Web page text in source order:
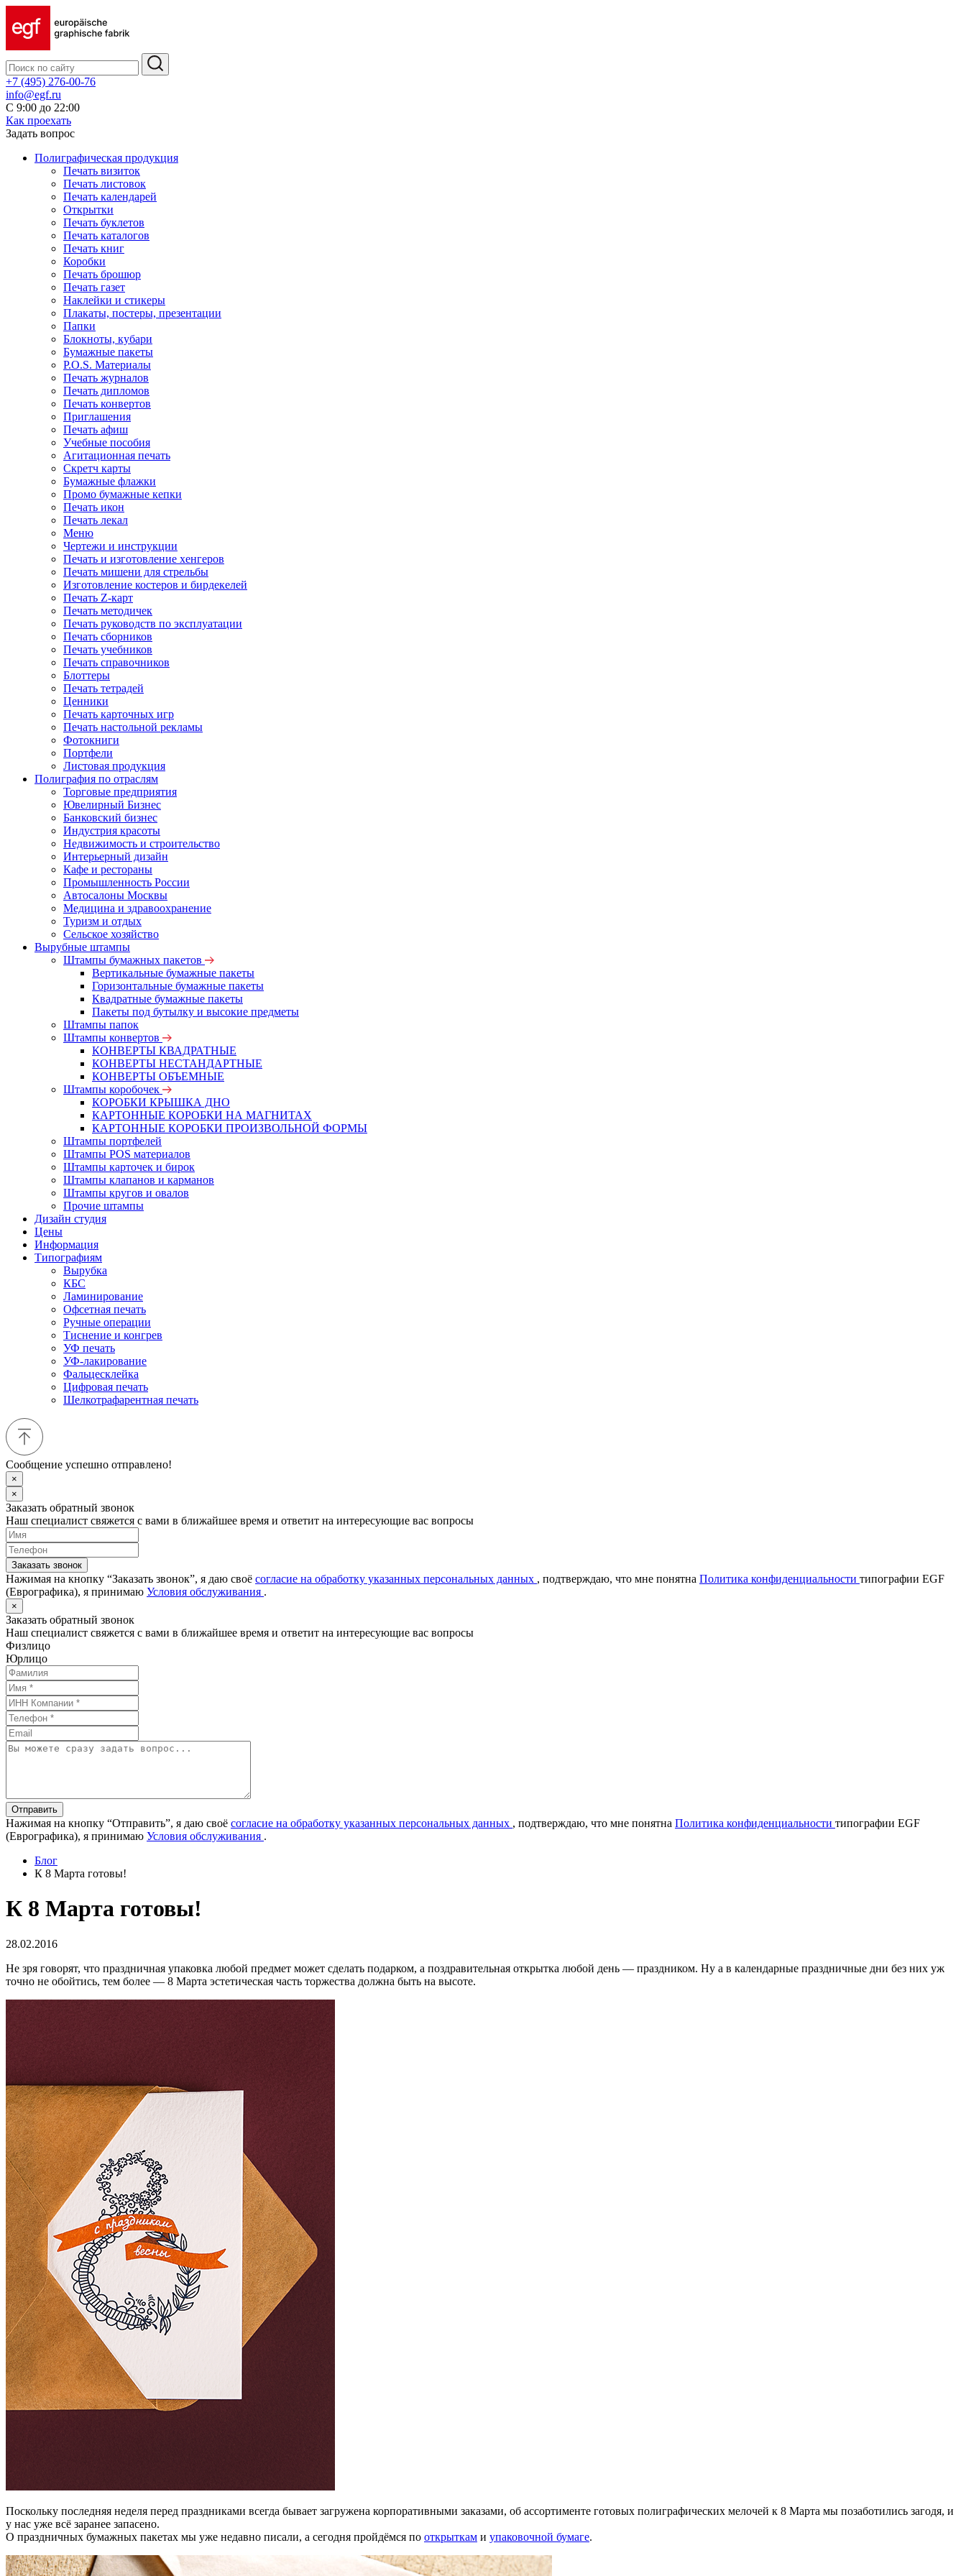
+7 (495) 276-00-76
info@egf.ru
С 9:00 до 22:00
Как проехать
Задать вопрос
Полиграфическая продукция
Печать визиток
Печать листовок
Печать календарей
Открытки
Печать буклетов
Печать каталогов
Печать книг
Коробки
Печать брошюр
Печать газет
Наклейки и стикеры
Плакаты, постеры, презентации
Папки
Блокноты, кубари
Бумажные пакеты
P.O.S. Материалы
Печать журналов
Печать дипломов
Печать конвертов
Приглашения
Печать афиш
Учебные пособия
Агитационная печать
Скретч карты
Бумажные флажки
Промо бумажные кепки
Печать икон
Печать лекал
Меню
Чертежи и инструкции
Печать и изготовление хенгеров
Печать мишени для стрельбы
Изготовление костеров и бирдекелей
Печать Z-карт
Печать методичек
Печать руководств по эксплуатации
Печать сборников
Печать учебников
Печать справочников
Блоттеры
Печать тетрадей
Ценники
Печать карточных игр
Печать настольной рекламы
Фотокниги
Портфели
Листовая продукция
Полиграфия по отраслям
Торговые предприятия
Ювелирный Бизнес
Банковский бизнес
Индустрия красоты
Недвижимость и строительство
Интерьерный дизайн
Кафе и рестораны
Промышленность России
Автосалоны Москвы
Медицина и здравоохранение
Туризм и отдых
Сельское хозяйство
Вырубные штампы
Штампы бумажных пакетов
Вертикальные бумажные пакеты
Горизонтальные бумажные пакеты
Квадратные бумажные пакеты
Пакеты под бутылку и высокие предметы
Штампы папок
Штампы конвертов
КОНВЕРТЫ КВАДРАТНЫЕ
КОНВЕРТЫ НЕСТАНДАРТНЫЕ
КОНВЕРТЫ ОБЪЕМНЫЕ
Штампы коробочек
КОРОБКИ КРЫШКА ДНО
КАРТОННЫЕ КОРОБКИ НА МАГНИТАХ
КАРТОННЫЕ КОРОБКИ ПРОИЗВОЛЬНОЙ ФОРМЫ
Штампы портфелей
Штампы POS материалов
Штампы карточек и бирок
Штампы клапанов и карманов
Штампы кругов и овалов
Прочие штампы
Дизайн студия
Цены
Информация
Типографиям
Вырубка
КБС
Ламинирование
Офсетная печать
Ручные операции
Тиснение и конгрев
УФ печать
УФ-лакирование
Фальцесклейка
Цифровая печать
Шелкотрафарентная печать
Сообщение успешно отправлено!
×
×
Заказать обратный звонок
Наш специалист свяжется с вами в ближайшее время и ответит на интересующие вас вопросы
Заказать звонок
Нажимая на кнопку “Заказать звонок”, я даю своё согласие на обработку указанных персональных данных , подтверждаю, что мне понятна Политика конфиденциальности типографии EGF
(Еврографика), я принимаю Условия обслуживания .
×
Заказать обратный звонок
Наш специалист свяжется с вами в ближайшее время и ответит на интересующие вас вопросы
Физлицо
Юрлицо
Отправить
Нажимая на кнопку “Отправить”, я даю своё согласие на обработку указанных персональных данных , подтверждаю, что мне понятна Политика конфиденциальности типографии EGF
(Еврографика), я принимаю Условия обслуживания .
Блог
К 8 Марта готовы!
К 8 Марта готовы!
28.02.2016
Не зря говорят, что праздничная упаковка любой предмет может сделать подарком, а поздравительная открытка любой день — праздником. Ну а в календарные праздничные дни без них уж
точно не обойтись, тем более — 8 Марта эстетическая часть торжества должна быть на высоте.
Поскольку последняя неделя перед праздниками всегда бывает загружена корпоративными заказами, об ассортименте готовых полиграфических мелочей к 8 Марта мы позаботились загодя, и
у нас уже всё заранее запасено.
О праздничных бумажных пакетах мы уже недавно писали, а сегодня пройдёмся по открыткам и упаковочной бумаге.